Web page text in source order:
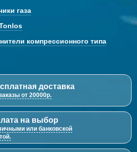
газа
компрессионного типа
доставка
от 20000р.
на выбор
или банковской